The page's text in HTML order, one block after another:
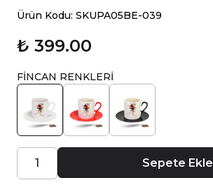
Ürün Kodu: SKUPA05BE-039
₺ 399.00
FİNCAN RENKLERİ
Sepete Ekle